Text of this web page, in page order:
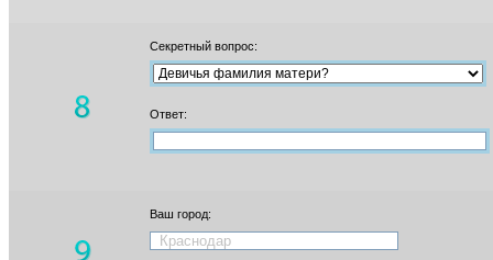
Секретный вопрос:
Ответ:
Ваш город: